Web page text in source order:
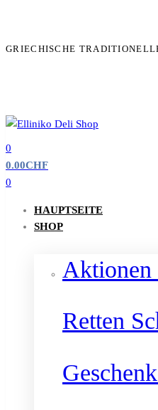
GRIECHISCHE
0
0.00CHF
0
HAUPTSEITE
SHOP
Aktionen
Retten